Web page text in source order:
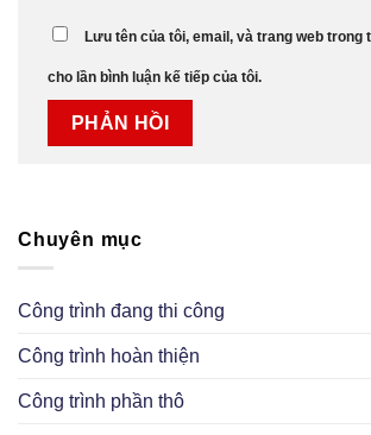
Lưu tên của tôi, email, và trang web trong
cho lần bình luận kế tiếp của tôi.
Chuyên mục
Công trình đang thi công
Công trình hoàn thiện
Công trình phần thô